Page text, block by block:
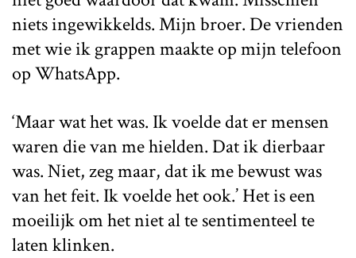
niets ingewikkelds. Mijn broer. De vrienden
met wie ik grappen maakte op mijn telefoon
op WhatsApp.
‘Maar wat het was. Ik voelde dat er mensen
waren die van me hielden. Dat ik dierbaar
was. Niet, zeg maar, dat ik me bewust was
van het feit. Ik voelde het ook.’ Het is een
moeilijk om het niet al te sentimenteel te
laten klinken.